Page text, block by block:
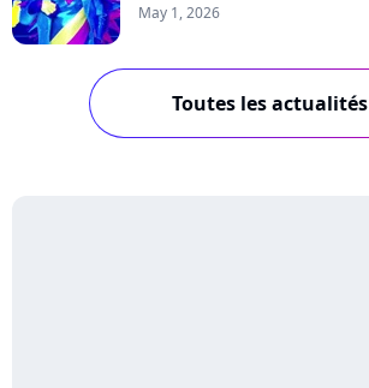
May 1, 2026
Toutes les actualités